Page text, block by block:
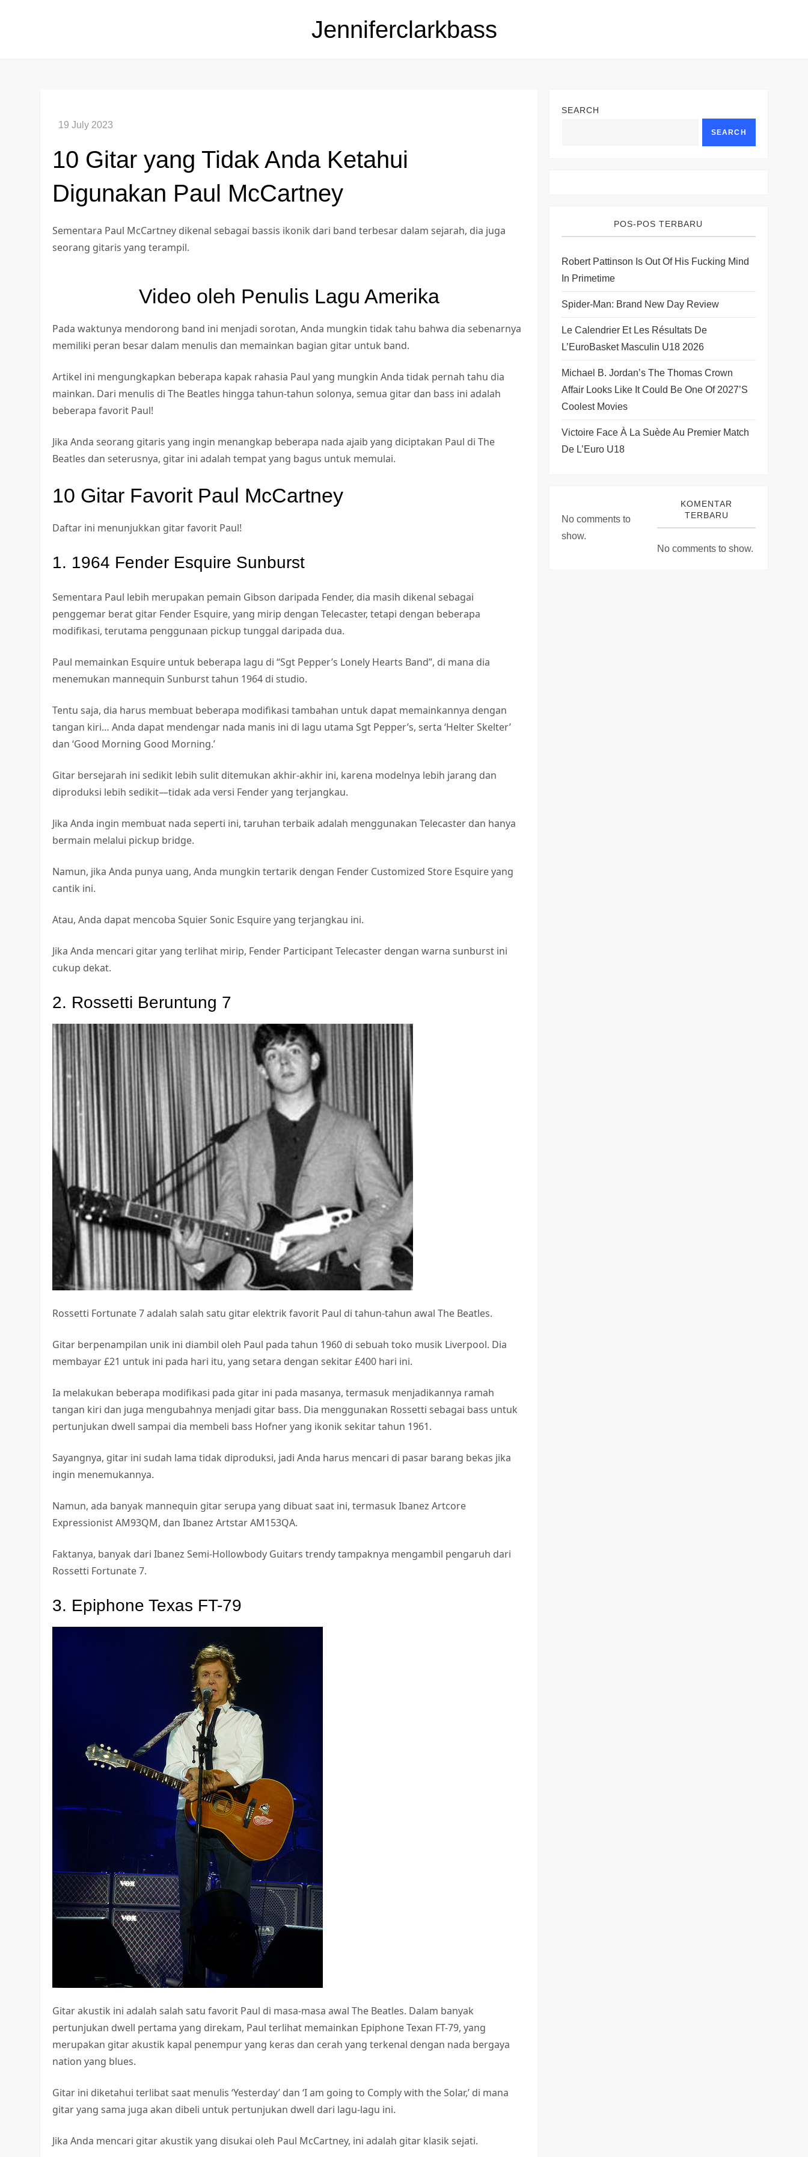
Jenniferclarkbass
10 Gitar yang Tidak Anda Ketahui
Digunakan Paul McCartney
Sementara Paul McCartney dikenal sebagai bassis ikonik dari band terbesar dalam sejarah, dia juga
seorang gitaris yang terampil.
Video oleh Penulis Lagu Amerika
Pada waktunya mendorong band ini menjadi sorotan, Anda mungkin tidak tahu bahwa dia sebenarnya
memiliki peran besar dalam menulis dan memainkan bagian gitar untuk band.
Artikel ini mengungkapkan beberapa kapak rahasia Paul yang mungkin Anda tidak pernah tahu dia
mainkan. Dari menulis di The Beatles hingga tahun-tahun solonya, semua gitar dan bass ini adalah
beberapa favorit Paul!
Jika Anda seorang gitaris yang ingin menangkap beberapa nada ajaib yang diciptakan Paul di The
Beatles dan seterusnya, gitar ini adalah tempat yang bagus untuk memulai.
10 Gitar Favorit Paul McCartney
Daftar ini menunjukkan gitar favorit Paul!
1. 1964 Fender Esquire Sunburst
Sementara Paul lebih merupakan pemain Gibson daripada Fender, dia masih dikenal sebagai
penggemar berat gitar Fender Esquire, yang mirip dengan Telecaster, tetapi dengan beberapa
modifikasi, terutama penggunaan pickup tunggal daripada dua.
Paul memainkan Esquire untuk beberapa lagu di “Sgt Pepper’s Lonely Hearts Band”, di mana dia
menemukan mannequin Sunburst tahun 1964 di studio.
Tentu saja, dia harus membuat beberapa modifikasi tambahan untuk dapat memainkannya dengan
tangan kiri… Anda dapat mendengar nada manis ini di lagu utama Sgt Pepper’s, serta ‘Helter Skelter’
dan ‘Good Morning Good Morning.’
Gitar bersejarah ini sedikit lebih sulit ditemukan akhir-akhir ini, karena modelnya lebih jarang dan
diproduksi lebih sedikit—tidak ada versi Fender yang terjangkau.
Jika Anda ingin membuat nada seperti ini, taruhan terbaik adalah menggunakan Telecaster dan hanya
bermain melalui pickup bridge.
Namun, jika Anda punya uang, Anda mungkin tertarik dengan Fender Customized Store Esquire yang
cantik ini.
Atau, Anda dapat mencoba Squier Sonic Esquire yang terjangkau ini.
Jika Anda mencari gitar yang terlihat mirip, Fender Participant Telecaster dengan warna sunburst ini
cukup dekat.
2. Rossetti Beruntung 7
Rossetti Fortunate 7 adalah salah satu gitar elektrik favorit Paul di tahun-tahun awal The Beatles.
Gitar berpenampilan unik ini diambil oleh Paul pada tahun 1960 di sebuah toko musik Liverpool. Dia
membayar £21 untuk ini pada hari itu, yang setara dengan sekitar £400 hari ini.
Ia melakukan beberapa modifikasi pada gitar ini pada masanya, termasuk menjadikannya ramah
tangan kiri dan juga mengubahnya menjadi gitar bass. Dia menggunakan Rossetti sebagai bass untuk
pertunjukan dwell sampai dia membeli bass Hofner yang ikonik sekitar tahun 1961.
Sayangnya, gitar ini sudah lama tidak diproduksi, jadi Anda harus mencari di pasar barang bekas jika
ingin menemukannya.
Namun, ada banyak mannequin gitar serupa yang dibuat saat ini, termasuk Ibanez Artcore
Expressionist AM93QM, dan Ibanez Artstar AM153QA.
Faktanya, banyak dari Ibanez Semi-Hollowbody Guitars trendy tampaknya mengambil pengaruh dari
Rossetti Fortunate 7.
3. Epiphone Texas FT-79
Gitar akustik ini adalah salah satu favorit Paul di masa-masa awal The Beatles. Dalam banyak
pertunjukan dwell pertama yang direkam, Paul terlihat memainkan Epiphone Texan FT-79, yang
merupakan gitar akustik kapal penempur yang keras dan cerah yang terkenal dengan nada bergaya
nation yang blues.
Gitar ini diketahui terlibat saat menulis ‘Yesterday’ dan ‘I am going to Comply with the Solar,’ di mana
gitar yang sama juga akan dibeli untuk pertunjukan dwell dari lagu-lagu ini.
Jika Anda mencari gitar akustik yang disukai oleh Paul McCartney, ini adalah gitar klasik sejati.
SEARCH
SEARCH
POS-POS TERBARU
Robert Pattinson Is Out Of His Fucking Mind
In Primetime
Spider-Man: Brand New Day Review
Le Calendrier Et Les Résultats De
L’EuroBasket Masculin U18 2026
Michael B. Jordan’s The Thomas Crown
Affair Looks Like It Could Be One Of 2027’s
Coolest Movies
Victoire Face À La Suède Au Premier Match
De L’Euro U18
No comments to
show.
KOMENTAR
TERBARU
No comments to show.